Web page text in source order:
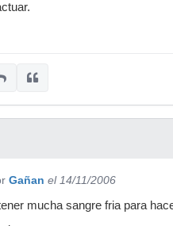
Gañan el 14/11/2006
mucha sangre fria para